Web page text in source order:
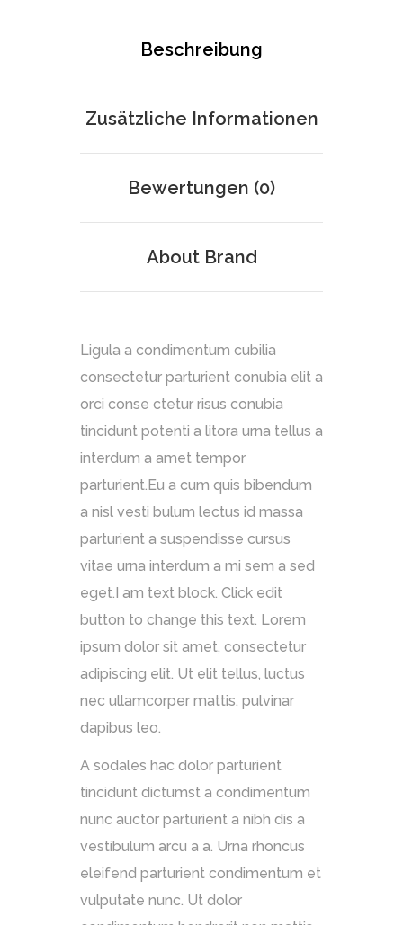
Beschreibung
Zusätzliche Informationen
Bewertungen (0)
About Brand
Ligula a condimentum cubilia
consectetur parturient conubia elit a
orci conse ctetur risus conubia
tincidunt potenti a litora urna tellus a
interdum a amet tempor
parturient.Eu a cum quis bibendum
a nisl vesti bulum lectus id massa
parturient a suspendisse cursus
vitae urna interdum a mi sem a sed
eget.I am text block. Click edit
button to change this text. Lorem
ipsum dolor sit amet, consectetur
adipiscing elit. Ut elit tellus, luctus
nec ullamcorper mattis, pulvinar
dapibus leo.
A sodales hac dolor parturient
tincidunt dictumst a condimentum
nunc auctor parturient a nibh dis a
vestibulum arcu a a. Urna rhoncus
eleifend parturient condimentum et
vulputate nunc. Ut dolor